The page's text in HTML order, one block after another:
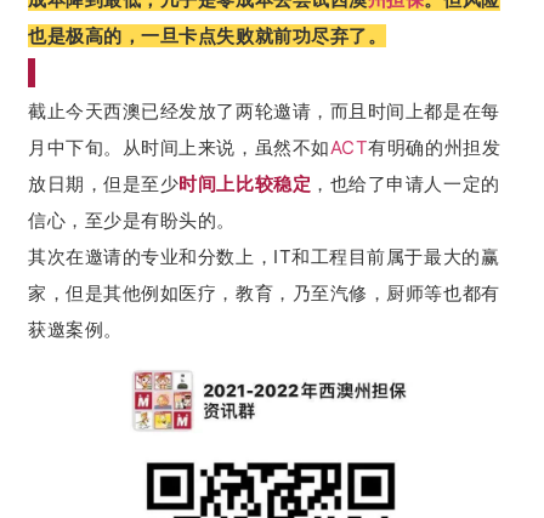
也是极高的，一旦卡点失败就前功尽弃了。
截止今天西澳已经发放了两轮邀请，而且时间上都是在每
月中下旬。从时间上来说，虽然不如ACT有明确的州担发
放日期，但是至少时间上比较稳定 ，也给了申请人一定的
信心，至少是有盼头的。
其次在邀请的专业和分数上，IT和工程目前属于最大的赢
家，但是其他例如医疗，教育，乃至汽修，厨师等也都有
获邀案例。